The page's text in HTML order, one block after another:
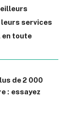
services
en toute
de 2 000
: essayez